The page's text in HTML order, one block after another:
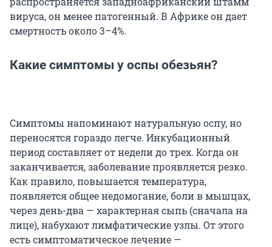
вируса, он менее патогенный. В Африке он дает
смертность около 3–4%.
Какие симптомы у оспы обезьян?
Симптомы напоминают натуральную оспу, но
переносятся гораздо легче. Инкубационный
период составляет от недели до трех. Когда он
заканчивается, заболевание проявляется резко.
Как правило, повышается температура,
появляется общее недомогание, боли в мышцах,
через день-два — характерная сыпь (сначала на
лице), набухают лимфатические узлы. От этого
есть симптоматическое лечение —